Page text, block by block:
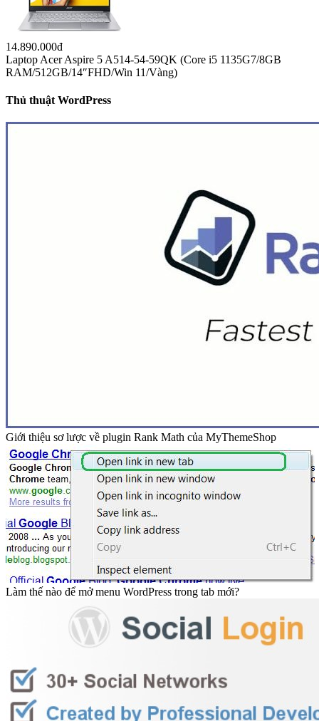
14.890.000đ
Laptop Acer Aspire 5 A514-54-59QK (Core i5 1135G7/8GB
RAM/512GB/14″FHD/Win 11/Vàng)
Thủ thuật WordPress
Giới thiệu sơ lược về plugin Rank Math của MyThemeShop
Làm thế nào để mở menu WordPress trong tab mới?